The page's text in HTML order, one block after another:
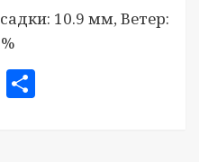
10.9 мм, Ветер:
Telegram